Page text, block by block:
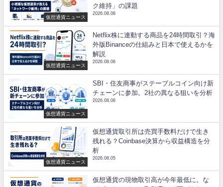
仮想通貨ニュース
ク維持」の課題
2026.08.06
仮想通貨ニュース
Netflix株に連動する商品を24時間取引？海
外版Binanceの仕組みと日本で使えるかを
解説
2026.08.06
仮想通貨ニュース
SBI・住友商事がステーブルコイン向け新
チェーンに参加。2社の異なる狙いを分析
2026.08.06
仮想通貨ニュース
仮想通貨取引所は売買手数料だけで生き
残れる？Coinbase決算から収益構造を分
析
2026.08.05
仮想通貨の現物取引高が今年最低に。な